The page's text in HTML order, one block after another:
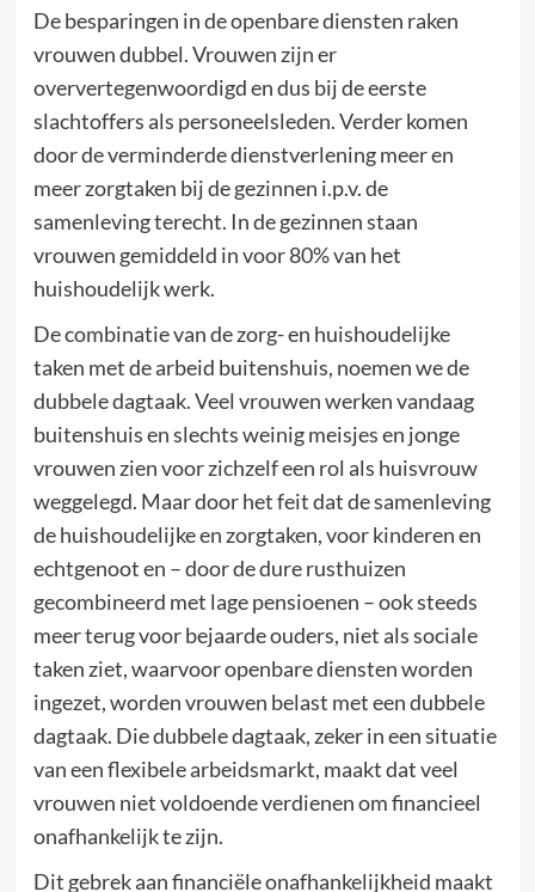
De besparingen in de openbare diensten raken
vrouwen dubbel. Vrouwen zijn er
oververtegenwoordigd en dus bij de eerste
slachtoffers als personeelsleden. Verder komen
door de verminderde dienstverlening meer en
meer zorgtaken bij de gezinnen i.p.v. de
samenleving terecht. In de gezinnen staan
vrouwen gemiddeld in voor 80% van het
huishoudelijk werk.
De combinatie van de zorg- en huishoudelijke
taken met de arbeid buitenshuis, noemen we de
dubbele dagtaak. Veel vrouwen werken vandaag
buitenshuis en slechts weinig meisjes en jonge
vrouwen zien voor zichzelf een rol als huisvrouw
weggelegd. Maar door het feit dat de samenleving
de huishoudelijke en zorgtaken, voor kinderen en
echtgenoot en – door de dure rusthuizen
gecombineerd met lage pensioenen – ook steeds
meer terug voor bejaarde ouders, niet als sociale
taken ziet, waarvoor openbare diensten worden
ingezet, worden vrouwen belast met een dubbele
dagtaak. Die dubbele dagtaak, zeker in een situatie
van een flexibele arbeidsmarkt, maakt dat veel
vrouwen niet voldoende verdienen om financieel
onafhankelijk te zijn.
Dit gebrek aan financiële onafhankelijkheid maakt